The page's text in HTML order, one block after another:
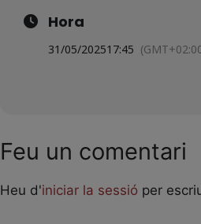
Hora
31/05/202517:45
Feu un comentari
Heu d'iniciar la sessió per